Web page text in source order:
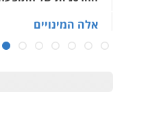
אלה המינויים
26 שופטים ורשמים נוספים